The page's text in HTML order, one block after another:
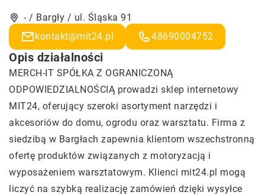
- / Bargły / ul. Śląska 91
kontakt@mit24.pl
48690004752
Opis działalności
MERCH-IT SPÓŁKA Z OGRANICZONĄ
ODPOWIEDZIALNOŚCIĄ prowadzi sklep internetowy
MIT24, oferujący szeroki asortyment narzędzi i
akcesoriów do domu, ogrodu oraz warsztatu. Firma z
siedzibą w Bargłach zapewnia klientom wszechstronną
ofertę produktów związanych z motoryzacją i
wyposażeniem warsztatowym. Klienci mit24.pl mogą
liczyć na szybką realizację zamówień dzięki wysyłce